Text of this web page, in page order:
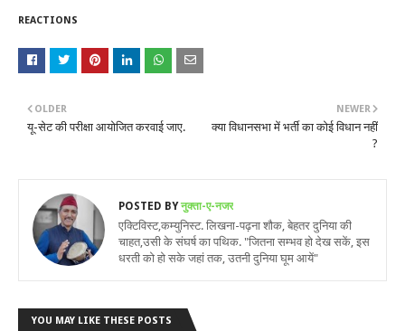
REACTIONS
NEWER
क्या विधानसभा में भर्ती का कोई विधान नहीं
?
OLDER
यू-सेट की परीक्षा आयोजित करवाई जाए.
POSTED BYनुक्ता-ए-नजर
एक्टिविस्ट,कम्युनिस्ट. लिखना-पढ़ना शौक, बेहतर दुनिया की
चाहत,उसी के संघर्ष का पथिक. "जितना सम्भव हो देख सकें, इस
धरती को हो सके जहां तक, उतनी दुनिया घूम आयें"
YOU MAY LIKE THESE POSTS